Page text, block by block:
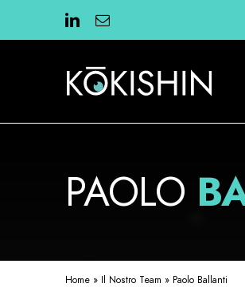
PAOLO
Home» Il Nostro Team » Paolo Ballanti